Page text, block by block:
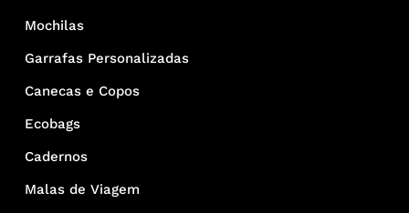
Mochilas
Garrafas Personalizadas
Canecas e Copos
Ecobags
Cadernos
Malas de Viagem